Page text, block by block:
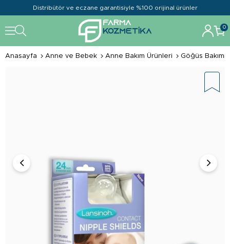
Distribütör ve eczane garantisiyle %100 orijinal ürünler
0
Anasayfa Anne ve Bebek Anne Bakım Ürünleri Göğüs Bakımı